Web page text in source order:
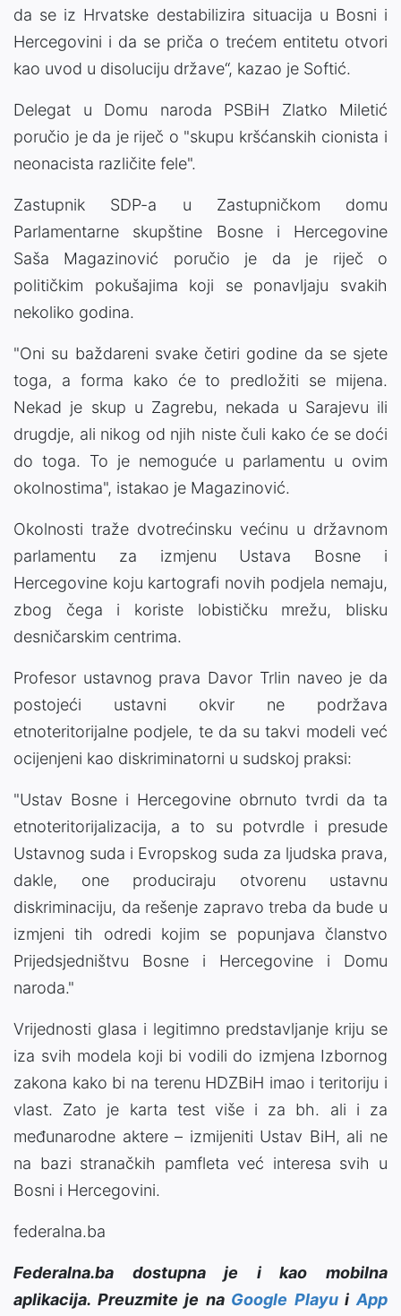
da se iz Hrvatske destabilizira situacija u Bosni i
Hercegovini i da se priča o trećem entitetu otvori
kao uvod u disoluciju države“, kazao je Softić.
Delegat u Domu naroda PSBiH Zlatko Miletić
poručio je da je riječ o "skupu kršćanskih cionista i
neonacista različite fele".
Zastupnik SDP-a u Zastupničkom domu
Parlamentarne skupštine Bosne i Hercegovine
Saša Magazinović poručio je da je riječ o
političkim pokušajima koji se ponavljaju svakih
nekoliko godina.
"Oni su baždareni svake četiri godine da se sjete
toga, a forma kako će to predložiti se mijena.
Nekad je skup u Zagrebu, nekada u Sarajevu ili
drugdje, ali nikog od njih niste čuli kako će se doći
do toga. To je nemoguće u parlamentu u ovim
okolnostima", istakao je Magazinović.
Okolnosti traže dvotrećinsku većinu u državnom
parlamentu za izmjenu Ustava Bosne i
Hercegovine koju kartografi novih podjela nemaju,
zbog čega i koriste lobističku mrežu, blisku
desničarskim centrima.
Profesor ustavnog prava Davor Trlin naveo je da
postojeći ustavni okvir ne podržava
etnoteritorijalne podjele, te da su takvi modeli već
ocijenjeni kao diskriminatorni u sudskoj praksi:
"Ustav Bosne i Hercegovine obrnuto tvrdi da ta
etnoteritorijalizacija, a to su potvrdle i presude
Ustavnog suda i Evropskog suda za ljudska prava,
dakle, one produciraju otvorenu ustavnu
diskriminaciju, da rešenje zapravo treba da bude u
izmjeni tih odredi kojim se popunjava članstvo
Prijedsjedništvu Bosne i Hercegovine i Domu
naroda."
Vrijednosti glasa i legitimno predstavljanje kriju se
iza svih modela koji bi vodili do izmjena Izbornog
zakona kako bi na terenu HDZBiH imao i teritoriju i
vlast. Zato je karta test više i za bh. ali i za
međunarodne aktere – izmijeniti Ustav BiH, ali ne
na bazi stranačkih pamfleta već interesa svih u
Bosni i Hercegovini.
federalna.ba
Federalna.ba dostupna je i kao mobilna
aplikacija. Preuzmite je na Google PlayuiApp